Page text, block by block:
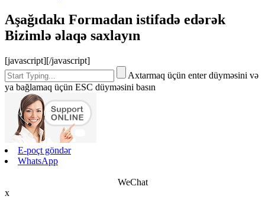
Aşağıdakı Formadan istifadə edərək
Bizimlə əlaqə saxlayın
[javascript][/javascript]
Axtarmaq üçün enter düyməsini və
ya bağlamaq üçün ESC düyməsini basın
E-poçt göndər
WhatsApp
WeChat
x